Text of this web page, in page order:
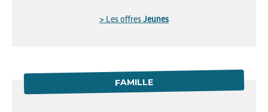
> Les offresJeunes
FAMILLE